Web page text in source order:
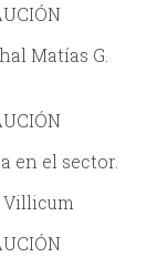
Matías G.
en el sector.
Villicum